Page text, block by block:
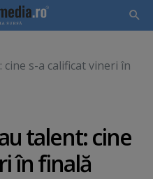
cine s-a calificat vineri în
talent: cine
în finală